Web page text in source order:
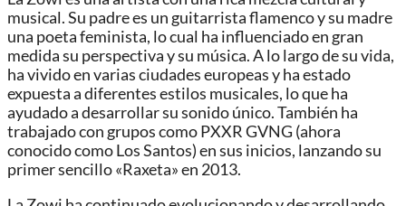
musical. Su padre es un guitarrista flamenco y su madre
una poeta feminista, lo cual ha influenciado en gran
medida su perspectiva y su música. A lo largo de su vida,
ha vivido en varias ciudades europeas y ha estado
expuesta a diferentes estilos musicales, lo que ha
ayudado a desarrollar su sonido único. También ha
trabajado con grupos como PXXR GVNG (ahora
conocido como Los Santos) en sus inicios, lanzando su
primer sencillo «Raxeta» en 2013.